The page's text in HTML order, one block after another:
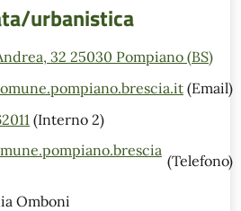
urbanistica
32 25030 Pompiano (BS)
(Email)
(Interno 2)
(Telefono)
Omboni